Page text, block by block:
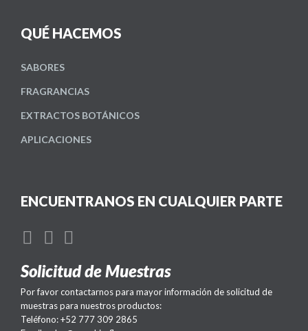
QUÉ HACEMOS
SABORES
FRAGRANCIAS
EXTRACTOS BOTÁNICOS
APLICACIONES
ENCUENTRANOS EN CUALQUIER PARTE
Solicitud de Muestras
Por favor contactarnos para mayor información de solicitud de
muestras para nuestros productos:
Teléfono: +52 777 309 2865